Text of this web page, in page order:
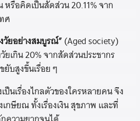
หรือคิดเป็นสัดส่วน 20.11% จาก
ศ
วัยอย่างสมบูรณ์”(Aged society)
ยเกิน 20% จากสัดส่วนประชากร
บสูงขึ้นเรื่อย ๆ
ป็นเรื่องไกลตัวของใครหลายคน จึง
กษียณ ทั้งเรื่องเงิน สุขภาพ และที่